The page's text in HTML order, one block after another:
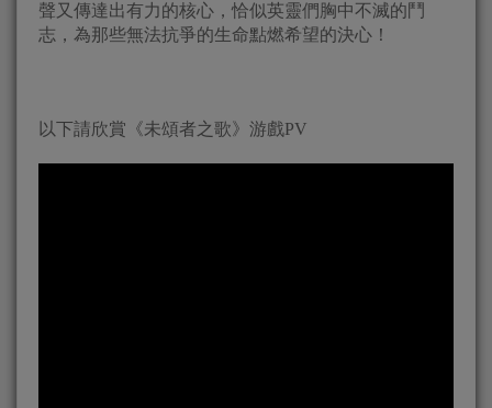
聲又傳達出有力的核心，恰似英靈們胸中不滅的鬥
志，為那些無法抗爭的生命點燃希望的決心！
以下請欣賞《未頌者之歌》游戲PV